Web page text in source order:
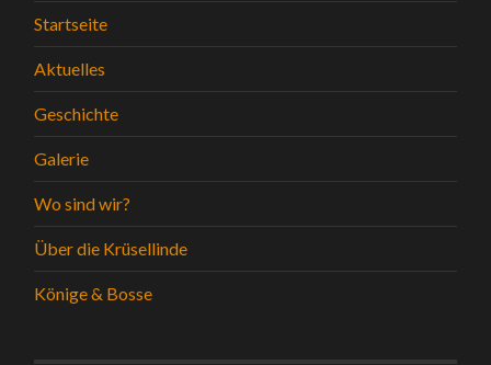
Startseite
Aktuelles
Geschichte
Galerie
Wo sind wir?
Über die Krüsellinde
Könige & Bosse